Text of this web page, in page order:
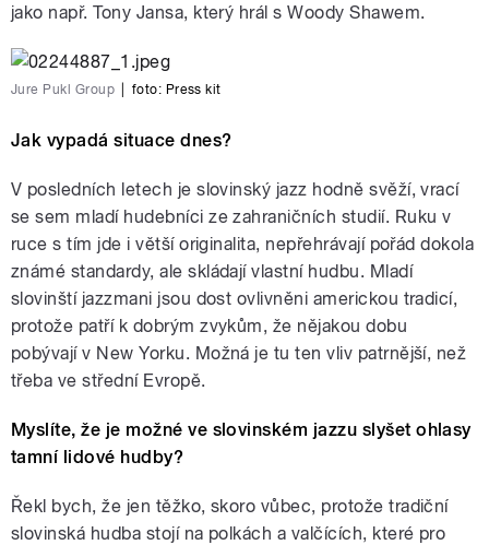
jako např. Tony Jansa, který hrál s Woody Shawem.
Jure Pukl Group foto: Press kit
Jak vypadá situace dnes?
V posledních letech je slovinský jazz hodně svěží, vrací
se sem mladí hudebníci ze zahraničních studií. Ruku v
ruce s tím jde i větší originalita, nepřehrávají pořád dokola
známé standardy, ale skládají vlastní hudbu. Mladí
slovinští jazzmani jsou dost ovlivněni americkou tradicí,
protože patří k dobrým zvykům, že nějakou dobu
pobývají v New Yorku. Možná je tu ten vliv patrnější, než
třeba ve střední Evropě.
Myslíte, že je možné ve slovinském jazzu slyšet ohlasy
tamní lidové hudby?
Řekl bych, že jen těžko, skoro vůbec, protože tradiční
slovinská hudba stojí na polkách a valčících, které pro